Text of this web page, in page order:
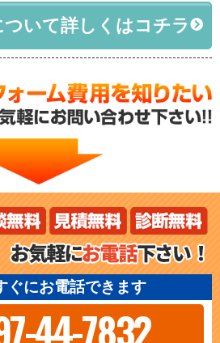
いて詳しくはコチラ
ぐにお電話できます
44-7832